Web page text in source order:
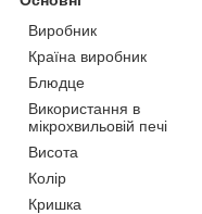
Виробник
Країна виробник
Блюдце
Використання в
мікрохвильовій печі
Висота
Колір
Кришка